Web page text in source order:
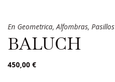
En Geometrica,Alfombras, Pasillos
BALUCH
450,00 €